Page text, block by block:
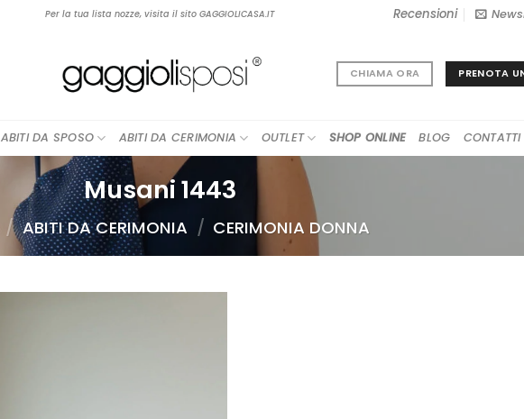
Per la tua lista nozze, visita il sito GAGGIOLICASA.IT Recensioni
CHIAMA ORA PRENOTA
ABITI DA SPOSO ABITI DA CERIMONIA OUTLET SHOP ONLINE BLOG CONTATTI
Musani 1443
/ ABITI DA CERIMONIA / CERIMONIA DONNA